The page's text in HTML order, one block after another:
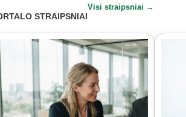
STRAIPSNIAI
Visi straipsniai →